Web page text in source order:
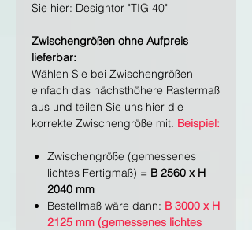
Sie hier: Designtor "TIG 40"
Zwischengrößen ohne Aufpreis
lieferbar:
Wählen Sie bei Zwischengrößen
einfach das nächsthöhere Rastermaß
aus und teilen Sie uns hier die
korrekte Zwischengröße mit. Beispiel:
Zwischengröße (gemessenes
lichtes Fertigmaß) = B 2560 x H
2040 mm
Bestellmaß wäre dann: B 3000 x H
2125 mm (gemessenes lichtes